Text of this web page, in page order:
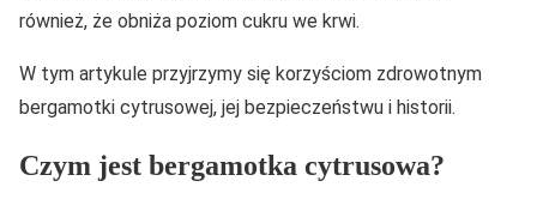
również, że obniża poziom cukru we krwi.
W tym artykule przyjrzymy się korzyściom zdrowotnym
bergamotki cytrusowej, jej bezpieczeństwu i historii.
Czym jest bergamotka cytrusowa?